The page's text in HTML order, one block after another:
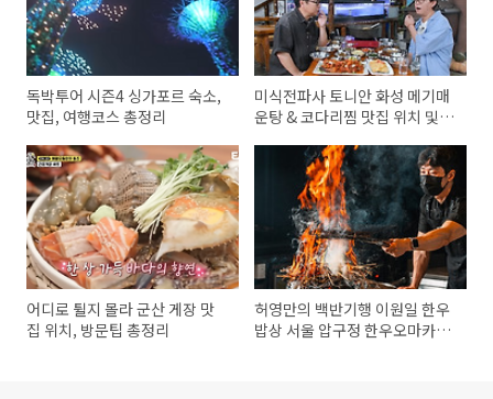
독박투어 시즌4 싱가포르 숙소,
맛집, 여행코스 총정리
미식전파사 토니안 화성 메기매
운탕 & 코다리찜 맛집 위치 및
어디로 튈지 몰라 군산 게장 맛
집 위치, 방문팁 총정리
허영만의 백반기행 이원일 한우
밥상 서울 압구정 한우오마카세